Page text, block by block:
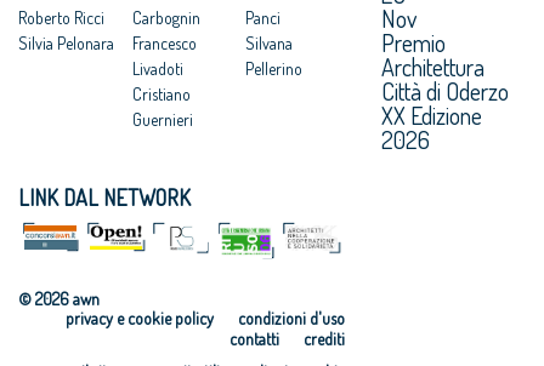
Roberto Ricci
Silvia Pelonara
Carbognin
Francesco
Livadoti
Cristiano
Guernieri
Panci
Silvana
Pellerino
LINK DAL NETWORK
© 2026 awn
condizioni d'uso
privacy e cookie policy
crediti
contatti
Nov
Premio
Architettura
Città di Oderzo
XX Edizione
2026